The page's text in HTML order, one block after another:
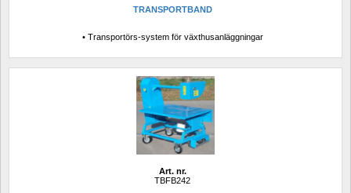
TRANSPORTBAND
• Transportörs-system för växthusanläggningar
Art. nr.
TBFB242